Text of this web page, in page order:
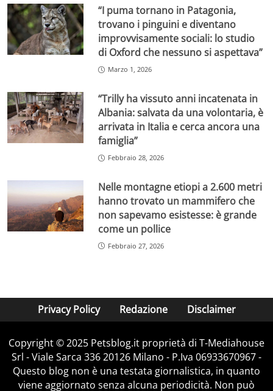
“I puma tornano in Patagonia,
trovano i pinguini e diventano
improvvisamente sociali: lo studio
di Oxford che nessuno si aspettava”
Marzo 1, 2026
“Trilly ha vissuto anni incatenata in
Albania: salvata da una volontaria, è
arrivata in Italia e cerca ancora una
famiglia”
Febbraio 28, 2026
Nelle montagne etiopi a 2.600 metri
hanno trovato un mammifero che
non sapevamo esistesse: è grande
come un pollice
Febbraio 27, 2026
Privacy Policy Redazione Disclaimer
Copyright © 2025 Petsblog.it proprietà di T-Mediahouse
Srl - Viale Sarca 336 20126 Milano - P.Iva 06933670967 -
Questo blog non è una testata giornalistica, in quanto
viene aggiornato senza alcuna periodicità. Non può